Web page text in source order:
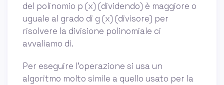
del polinomio p (x) (dividendo) è maggiore o
uguale al grado di g (x) (divisore) per
risolvere la divisione polinomiale ci
avvaliamo di.
Per eseguire l’operazione si usa un
algoritmo molto simile a quello usato per la